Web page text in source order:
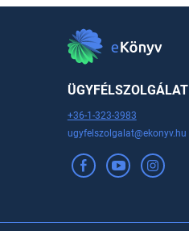
ÜGYFÉLSZOLGÁLAT
+36-1-323-3983
ugyfelszolgalat@ekonyv.hu